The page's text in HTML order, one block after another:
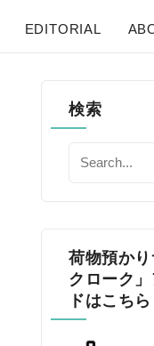
EDITORIAL
検索
荷物預か
クローク
ドはこちら